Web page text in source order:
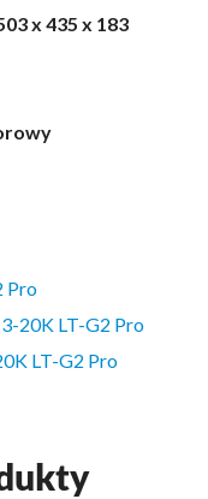
x 435 x 183
Pro
20K LT-G2 Pro
LT-G2 Pro